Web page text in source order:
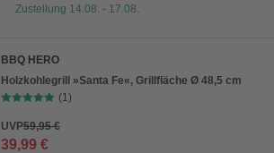
Zustellung 14.08. - 17.08.
BBQ HERO
Holzkohlegrill »Santa Fe«, Grillfläche Ø 48,5 cm
(1)
UVP59,95 €
39,99 €